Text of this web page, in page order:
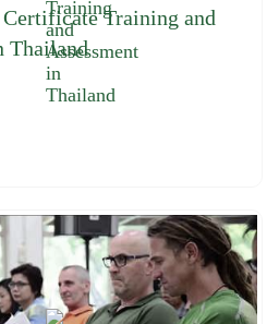
Training and
Thailand